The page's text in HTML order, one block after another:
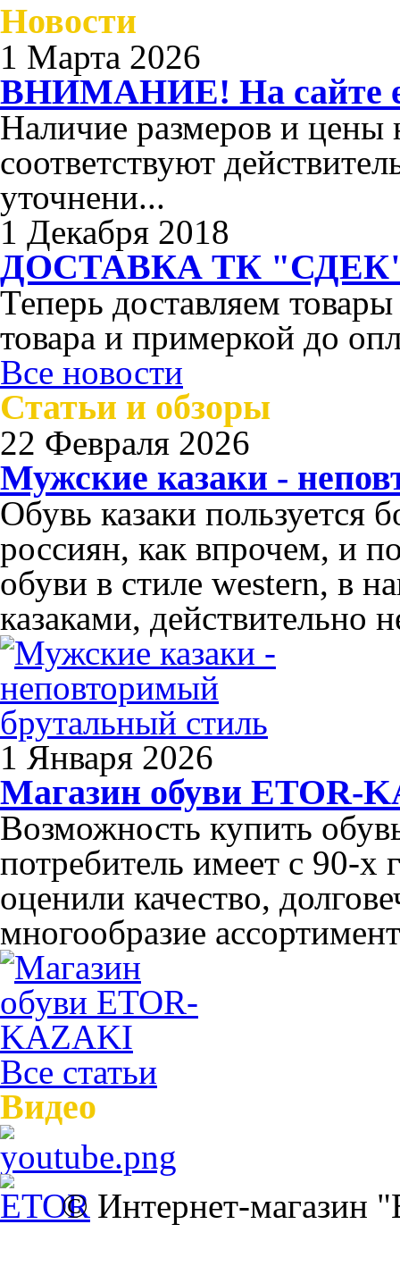
Новости
1 Марта 2026
ВНИМАНИЕ! На сайте
Наличие размеров и цены
соответствуют
уточнени...
1 Декабря 2018
ДОСТАВКА ТК
Теперь доставляем
товара и примеркой до
Все новости
Статьи и обзоры
22 Февраля 2026
Мужские казаки -
Обувь казаки пользуется
россиян, как впрочем, и
обуви в стиле western, в
казаками, действительно
1 Января 2026
Магазин обуви ETOR-
Возможность купить
потребитель имеет с 90-х
оценили качество,
многообразие
Все статьи
Видео
© Интернет-